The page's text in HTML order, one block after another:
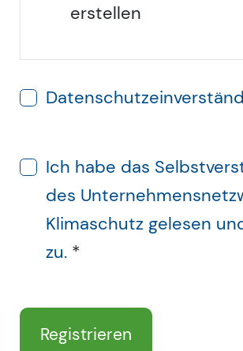
erstellen
Ich habe das
des
Klimaschutz gelesen
zu. *